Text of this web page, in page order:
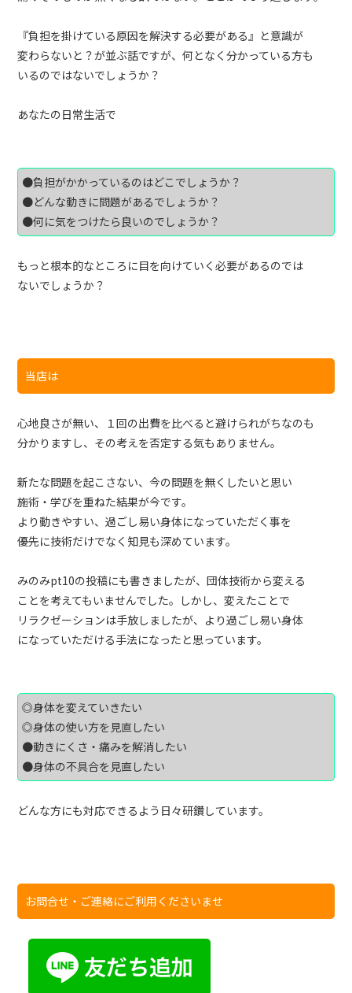
『負担を掛けている原因を解決する必要がある』と意識が
変わらないと？が並ぶ話ですが、何となく分かっている方も
いるのではないでしょうか？
あなたの日常生活で
●負担がかかっているのはどこでしょうか？
●どんな動きに問題があるでしょうか？
●何に気をつけたら良いのでしょうか？
もっと根本的なところに目を向けていく必要があるのでは
ないでしょうか？
当店は
心地良さが無い、１回の出費を比べると避けられがちなのも
分かりますし、その考えを否定する気もありません。
新たな問題を起こさない、今の問題を無くしたいと思い
施術・学びを重ねた結果が今です。
より動きやすい、過ごし易い身体になっていただく事を
優先に技術だけでなく知見も深めています。
みのみpt10の投稿にも書きましたが、団体技術から変える
ことを考えてもいませんでした。しかし、変えたことで
リラクゼーションは手放しましたが、より過ごし易い身体
になっていただける手法になったと思っています。
◎身体を変えていきたい
◎身体の使い方を見直したい
●動きにくさ・痛みを解消したい
●身体の不具合を見直したい
どんな方にも対応できるよう日々研鑽しています。
お問合せ・ご連絡にご利用くださいませ